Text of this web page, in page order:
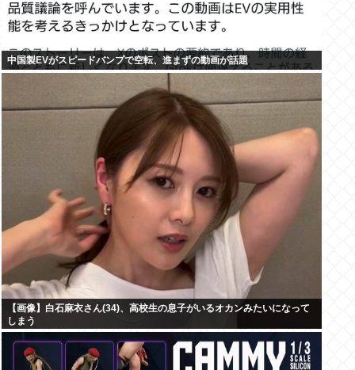
中国製EVがスピードバンプで空転、進まずの動画が話題
【画像】白石麻衣さん(34)、高校生の息子がいるオカンみたいになって
しまう